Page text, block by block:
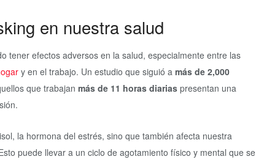
en nuestra salud
tener efectos adversos en la salud, especialmente entre las
y en el trabajo. Un estudio que siguió a más de 2,000
que trabajan más de 11 horas diarias presentan una
la hormona del estrés, sino que también afecta nuestra
puede llevar a un ciclo de agotamiento físico y mental que se